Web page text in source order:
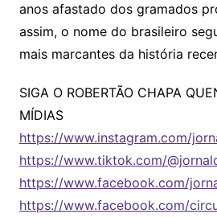
anos afastado dos gramados
assim, o nome do brasileiro
mais marcantes da história
SIGA O ROBERTÃO CHAPA
MÍDIAS
https://www.instagram.com/
https://www.tiktok.com/
https://www.facebook.com/
https://www.facebook.com/